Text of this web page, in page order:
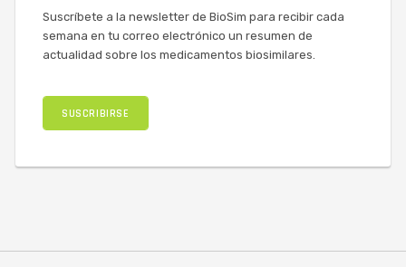
Suscríbete a la newsletter de BioSim para recibir cada
semana en tu correo electrónico un resumen de
actualidad sobre los medicamentos biosimilares.
SUSCRIBIRSE